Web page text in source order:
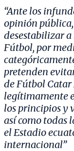
“Ante los
opinión
desestabilizar
Fútbol, por
pretenden
de Fútbol
legítimamente
los principios y
así como todas
el Estadio
internacional”